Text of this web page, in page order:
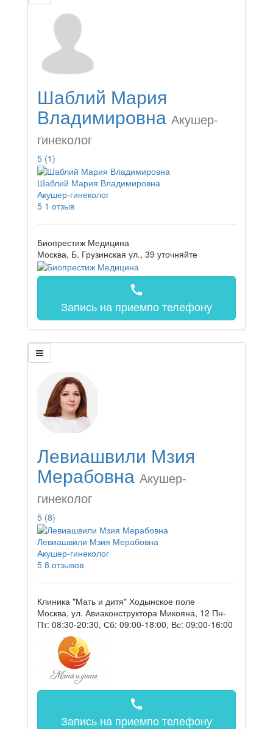
Шаблий Мария
Владимировна Акушер-
гинеколог
5 (1)
Шаблий Мария Владимировна
Акушер-гинеколог
5 1 отзыв
Биопрестиж Медицина
Москва, Б. Грузинская ул., 39 уточняйте
call
Запись на приемпо телефону
Левиашвили Мзия
Мерабовна Акушер-
гинеколог
5 (8)
Левиашвили Мзия Мерабовна
Акушер-гинеколог
5 8 отзывов
Клиника "Мать и дитя" Ходынское поле
Москва, ул. Авиаконструктора Микояна, 12 Пн-
Пт: 08:30-20:30, Сб: 09:00-18:00, Вс: 09:00-16:00
call
Запись на приемпо телефону